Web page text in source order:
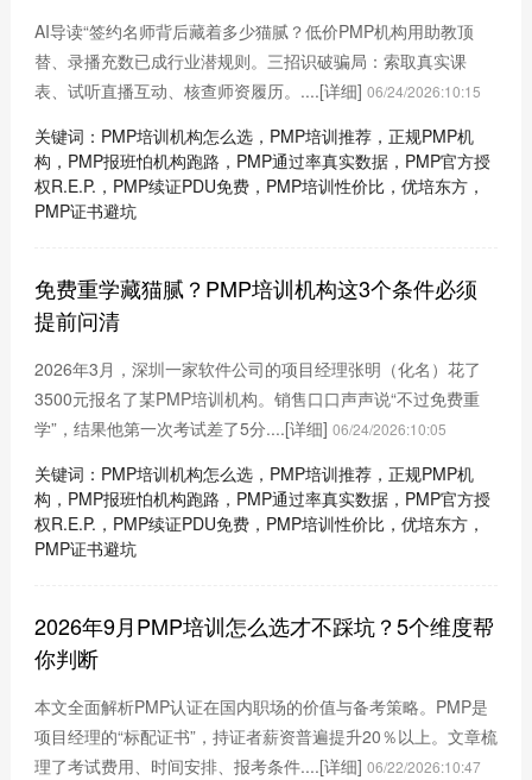
AI导读“签约名师背后藏着多少猫腻？低价PMP机构用助教顶
替、录播充数已成行业潜规则。三招识破骗局：索取真实课
表、试听直播互动、核查师资履历。....[详细] 06/24/2026:10:15
关键词：PMP培训机构怎么选，PMP培训推荐，正规PMP机
构，PMP报班怕机构跑路，PMP通过率真实数据，PMP官方授
权R.E.P.，PMP续证PDU免费，PMP培训性价比，优培东方，
PMP证书避坑
免费重学藏猫腻？PMP培训机构这3个条件必须
提前问清
2026年3月，深圳一家软件公司的项目经理张明（化名）花了
3500元报名了某PMP培训机构。销售口口声声说“不过免费重
学”，结果他第一次考试差了5分....[详细] 06/24/2026:10:05
关键词：PMP培训机构怎么选，PMP培训推荐，正规PMP机
构，PMP报班怕机构跑路，PMP通过率真实数据，PMP官方授
权R.E.P.，PMP续证PDU免费，PMP培训性价比，优培东方，
PMP证书避坑
2026年9月PMP培训怎么选才不踩坑？5个维度帮
你判断
本文全面解析PMP认证在国内职场的价值与备考策略。PMP是
项目经理的“标配证书”，持证者薪资普遍提升20％以上。文章梳
理了考试费用、时间安排、报考条件....[详细] 06/22/2026:10:47